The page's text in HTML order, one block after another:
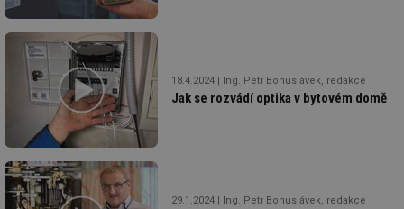
18.4.2024 Ing. Petr Bohuslávek, redakce
Jak se rozvádí optika v bytovém domě
29.1.2024 Ing. Petr Bohuslávek, redakce